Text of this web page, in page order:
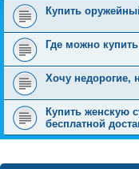
Купить
Где можно
Хочу недорогие,
Купить женскую
бесплатной